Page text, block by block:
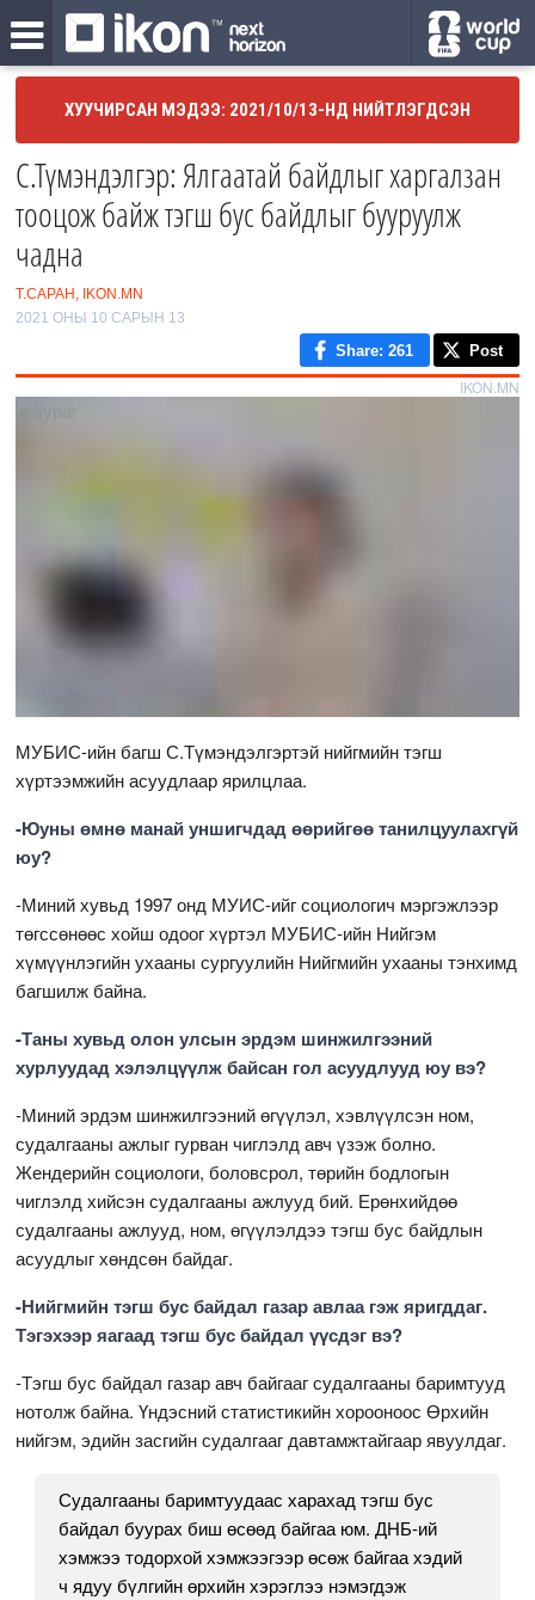
ХУУЧИРСАН МЭДЭЭ: 2021/10/13-НД НИЙТЛЭГДСЭН
С.Түмэндэлгэр: Ялгаатай байдлыг харгалзан
тооцож байж тэгш бус байдлыг бууруулж
чадна
Т.САРАН, IKON.MN
2021 ОНЫ 10 САРЫН 13
Share: 261 Post
IKON.MN
МУБИС-ийн багш С.Түмэндэлгэртэй нийгмийн тэгш
хүртээмжийн асуудлаар ярилцлаа.
-Юуны өмнө манай уншигчдад өөрийгөө танилцуулахгүй
юу?
-Миний хувьд 1997 онд МУИС-ийг социологич мэргэжлээр
төгссөнөөс хойш одоог хүртэл МУБИС-ийн Нийгэм
хүмүүнлэгийн ухааны сургуулийн Нийгмийн ухааны тэнхимд
багшилж байна.
-Таны хувьд олон улсын эрдэм шинжилгээний
хурлуудад хэлэлцүүлж байсан гол асуудлууд юу вэ?
-Миний эрдэм шинжилгээний өгүүлэл, хэвлүүлсэн ном,
судалгааны ажлыг гурван чиглэлд авч үзэж болно.
Жендерийн социологи, боловсрол, төрийн бодлогын
чиглэлд хийсэн судалгааны ажлууд бий. Ерөнхийдөө
судалгааны ажлууд, ном, өгүүлэлдээ тэгш бус байдлын
асуудлыг хөндсөн байдаг.
-Нийгмийн тэгш бус байдал газар авлаа гэж яригддаг.
Тэгэхээр яагаад тэгш бус байдал үүсдэг вэ?
-Тэгш бус байдал газар авч байгааг судалгааны баримтууд
нотолж байна. Үндэсний статистикийн хорооноос Өрхийн
нийгэм, эдийн засгийн судалгааг давтамжтайгаар явуулдаг.
Судалгааны баримтуудаас харахад тэгш бус
байдал буурах биш өсөөд байгаа юм. ДНБ-ий
хэмжээ тодорхой хэмжээгээр өсөж байгаа хэдий
ч ядуу бүлгийн өрхийн хэрэглээ нэмэгдэж